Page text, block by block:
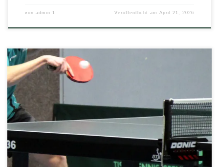
von admin-1 Veröffentlicht amApril 21, 2026
Unentschieden und Sieg waren im Spiel gegen
es am Ende eine knappe Niederlage. Die zweite
Mannschaft verlor gegen Weißenborn ebenfalls. 1.
Herrenmannschaft, Bezirksklasse, Gr. 31 TSV Herleshausen
– TSV Weißenhasel II 4:6 (16:23 Sätze) In einem
spannenden Spiel hatten die Gäste den besseren […]